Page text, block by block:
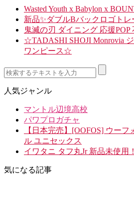
Wasted Youth x Babylon x
新品✨ダブルBバックロゴトレ
鬼滅の刃 ダイニング 応援POP
☆TADASHI SHOJI Monrovia
ワンピース☆
人気ジャンル
マントル辺境高校
パワプロガチャ
【日本完売】[OOFOS] ウー
ル ユニセックス
イワタニ タフ丸Jr 新品未使用！
気になる記事